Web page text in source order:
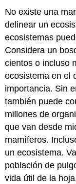
No existe una
delinear un
ecosistemas
Considera un
cientos o incluso
ecosistema en el
importancia. Sin
también puede
millones de
que van desde
mamíferos.
un ecosistema.
población de
vida útil de la